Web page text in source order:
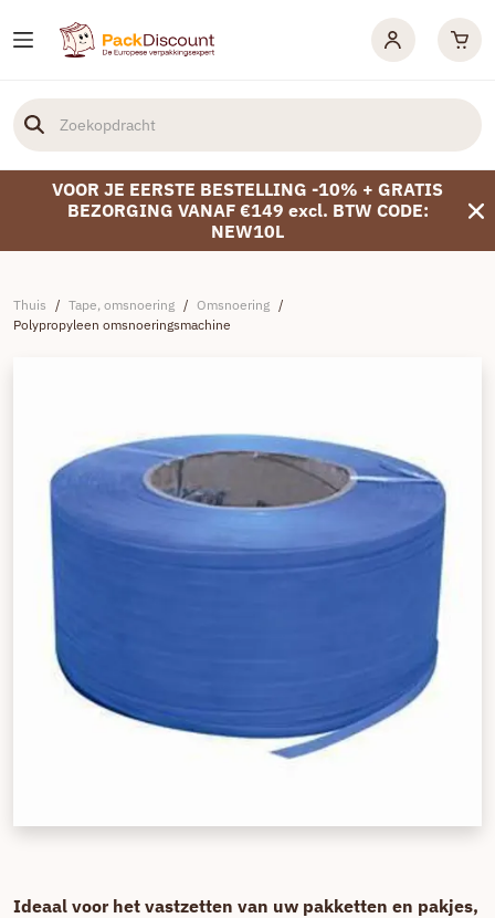
VOOR JE EERSTE BESTELLING -10% + GRATIS
BEZORGING VANAF €149 excl. BTW CODE:
NEW10L
Thuis / Tape, omsnoering / Omsnoering /
Polypropyleen omsnoeringsmachine
Ideaal voor het vastzetten van uw pakketten en pakjes,